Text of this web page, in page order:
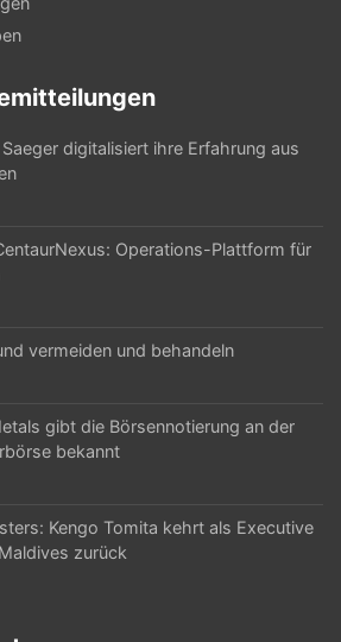
digitalisiert ihre Erfahrung aus
Operations-Plattform für
vermeiden und behandeln
gibt die Börsennotierung an der
bekannt
Kengo Tomita kehrt als Executive
zurück